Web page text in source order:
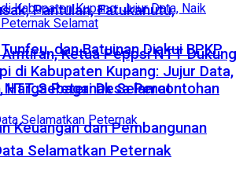
Pantulan, Fatukanutu,
dan Batuinan Diakui BPKP
NTT Sebagai Desa Percontohan
Keuangan dan Pembangunan
Ketua Peppsi NTT Dukung
di Kabupaten Kupang: Jujur Data,
Harga Peternak Selamat
Selamatkan Peternak